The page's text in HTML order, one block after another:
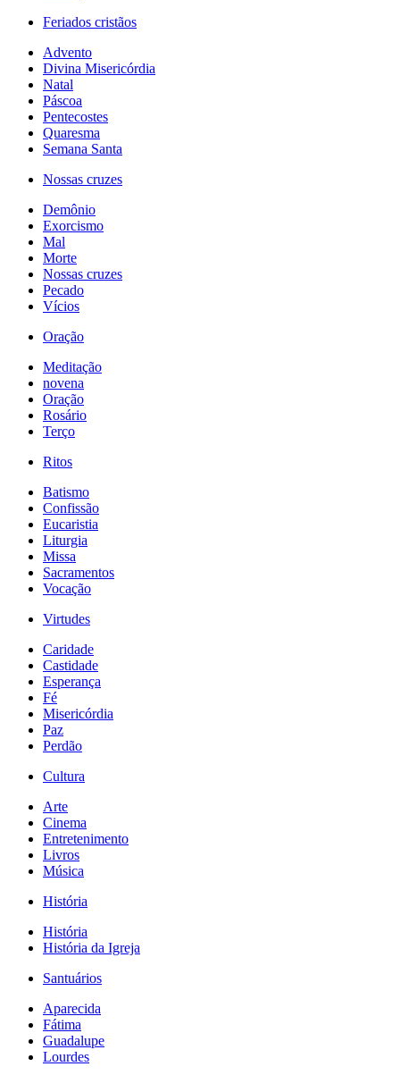
Feriados cristãos
Advento
Divina Misericórdia
Natal
Páscoa
Pentecostes
Quaresma
Semana Santa
Nossas cruzes
Demônio
Exorcismo
Mal
Morte
Nossas cruzes
Pecado
Vícios
Oração
Meditação
novena
Oração
Rosário
Terço
Ritos
Batismo
Confissão
Eucaristia
Liturgia
Missa
Sacramentos
Vocação
Virtudes
Caridade
Castidade
Esperança
Fé
Misericórdia
Paz
Perdão
Cultura
Arte
Cinema
Entretenimento
Livros
Música
História
História
História da Igreja
Santuários
Aparecida
Fátima
Guadalupe
Lourdes